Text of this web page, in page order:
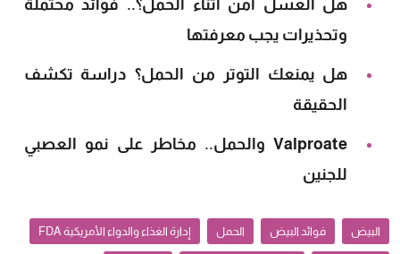
هل العسل آمن أثناء الحمل؟.. فوائد محتملة
وتحذيرات يجب معرفتها
هل يمنعك التوتر من الحمل؟ دراسة تكشف
الحقيقة
Valproate والحمل.. مخاطر على نمو العصبي
للجنين
البيض فوائد البيض الحمل إدارة الغذاء والدواء الأمريكية FDA